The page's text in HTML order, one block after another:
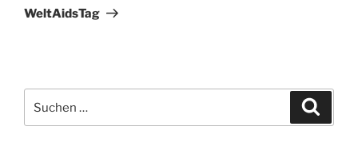
Beitrag
WeltAidsTag
nach: